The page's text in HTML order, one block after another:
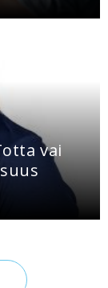
vai